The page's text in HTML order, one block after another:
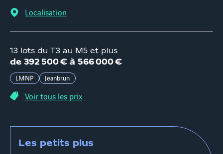
Localisation
13 lots du T3 au M5 et plus
de 392 500 € à 566 000 €
LMNP Jeanbrun
Voir tous les prix
Les petits plus